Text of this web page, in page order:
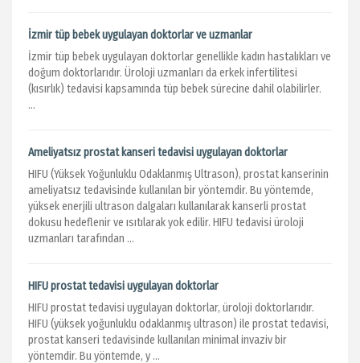
İzmir tüp bebek uygulayan doktorlar ve uzmanlar
İzmir tüp bebek uygulayan doktorlar genellikle kadın hastalıkları ve
doğum doktorlarıdır. Üroloji uzmanları da erkek infertilitesi
(kısırlık) tedavisi kapsamında tüp bebek sürecine dahil olabilirler.
...
Ameliyatsız prostat kanseri tedavisi uygulayan doktorlar
HIFU (Yüksek Yoğunluklu Odaklanmış Ultrason), prostat kanserinin
ameliyatsız tedavisinde kullanılan bir yöntemdir. Bu yöntemde,
yüksek enerjili ultrason dalgaları kullanılarak kanserli prostat
dokusu hedeflenir ve ısıtılarak yok edilir. HIFU tedavisi üroloji
uzmanları tarafından ...
HIFU prostat tedavisi uygulayan doktorlar
HIFU prostat tedavisi uygulayan doktorlar, üroloji doktorlarıdır.
HIFU (yüksek yoğunluklu odaklanmış ultrason) ile prostat tedavisi,
prostat kanseri tedavisinde kullanılan minimal invaziv bir
yöntemdir. Bu yöntemde, y ...